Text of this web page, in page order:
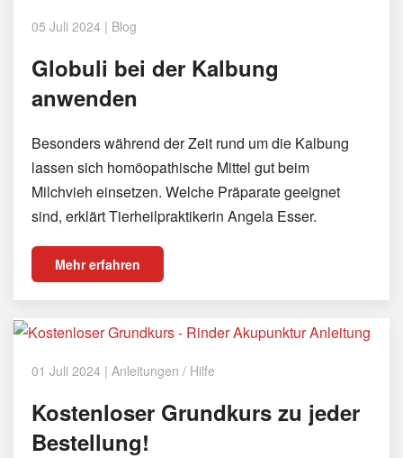
05 Juli 2024 | Blog
Globuli bei der Kalbung
anwenden
Besonders während der Zeit rund um die Kalbung
lassen sich homöopathische Mittel gut beim
Milchvieh einsetzen. Welche Präparate geeignet
sind, erklärt Tierheilpraktikerin Angela Esser.
Mehr erfahren
01 Juli 2024 | Anleitungen / Hilfe
Kostenloser Grundkurs zu jeder
Bestellung!